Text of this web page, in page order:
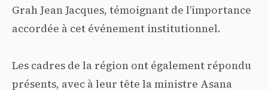
Grah Jean Jacques, témoignant de l’importance
accordée à cet événement institutionnel.
Les cadres de la région ont également répondu
présents, avec à leur tête la ministre Asana